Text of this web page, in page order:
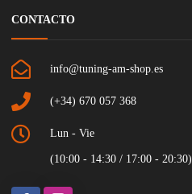
CONTACTO
info@tuning-am-shop.es
(+34) 670 057 368
Lun - Vie
(10:00 - 14:30 / 17:00 - 20:30)